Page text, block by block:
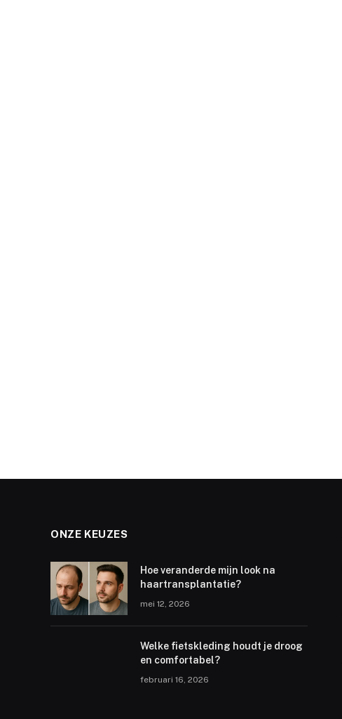
ONZE KEUZES
Hoe veranderde mijn look na
haartransplantatie?
mei 12, 2026
Welke fietskleding houdt je droog
en comfortabel?
februari 16, 2026